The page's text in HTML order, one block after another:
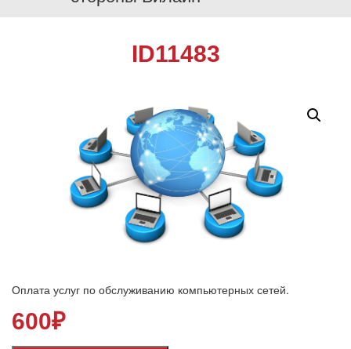
ID11483
Оплата услуг по обслуживанию компьютерных сетей.
600₽